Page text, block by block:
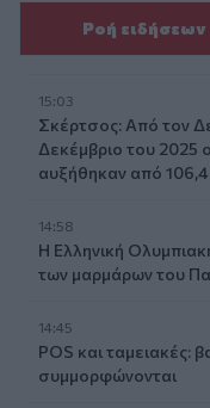
Ροή ειδήσεων
15:03
Σκέρτσος: Από τον
Δεκέμβριο του 2025
αυξήθηκαν από
14:58
Η Ελληνική
των μαρμάρων του
14:45
POS και ταμειακές:
συμμορφώνονται